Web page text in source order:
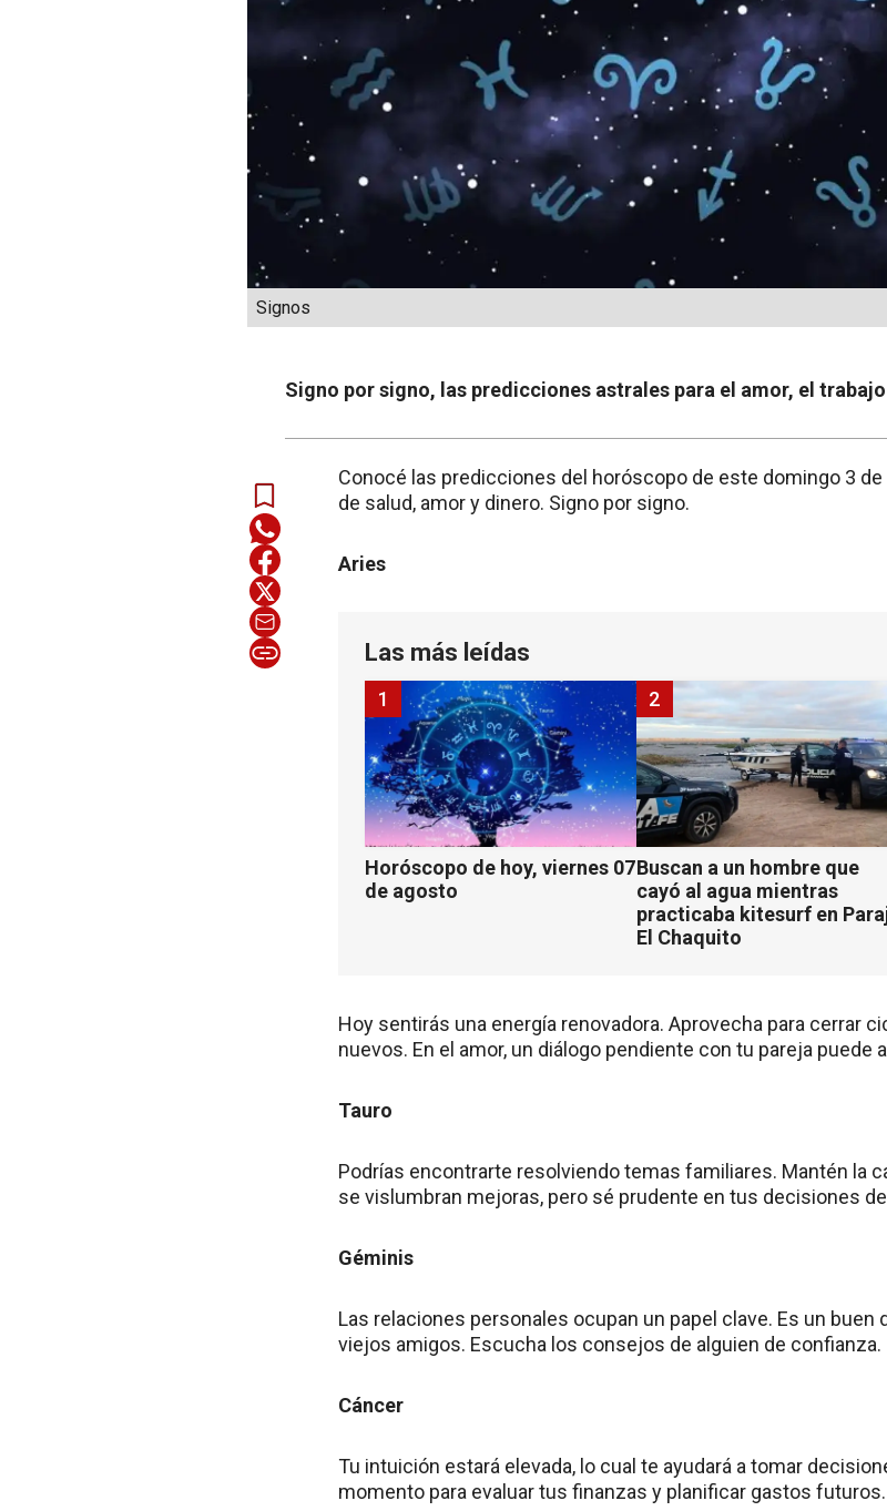
Signos
Signo por signo, las predicciones astrales para el amor, el
Conocé las predicciones del horóscopo de este domingo 3
de salud, amor y dinero. Signo por signo.
Aries
Las más leídas
Horóscopo de hoy, viernes 07
de agosto
1
Buscan a un hombre que
cayó al agua mientras
practicaba kitesurf en
El Chaquito
2
Hoy sentirás una energía renovadora. Aprovecha para cerrar
nuevos. En el amor, un diálogo pendiente con tu pareja puede
Tauro
Podrías encontrarte resolviendo temas familiares. Mantén la
se vislumbran mejoras, pero sé prudente en tus decisiones
Géminis
Las relaciones personales ocupan un papel clave. Es un buen
viejos amigos. Escucha los consejos de alguien de confianza.
Cáncer
Tu intuición estará elevada, lo cual te ayudará a tomar
momento para evaluar tus finanzas y planificar gastos futuros.